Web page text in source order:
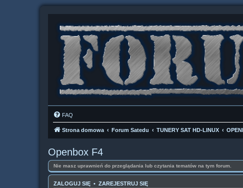
FAQ
Strona domowa Forum Satedu TUNERY SAT HD-LINUX
Openbox F4
Nie masz uprawnień do przeglądania lub czytania tematów na tym forum.
ZALOGUJ SIĘ • ZAREJESTRUJ SIĘ